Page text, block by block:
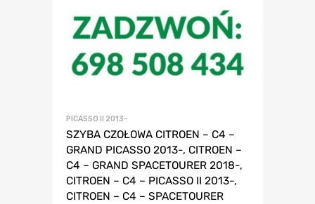
PICASSO II 2013-
SZYBA CZOŁOWA CITROEN – C4 –
GRAND PICASSO 2013-, CITROEN –
C4 – GRAND SPACETOURER 2018-,
CITROEN – C4 – PICASSO II 2013-,
CITROEN – C4 – SPACETOURER